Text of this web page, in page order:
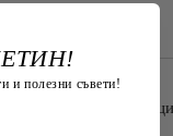
се свържем с вас в
и полезни съвети!